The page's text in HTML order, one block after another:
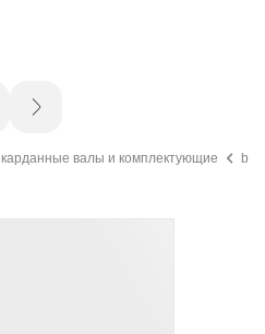
карданные валы и комплектующие